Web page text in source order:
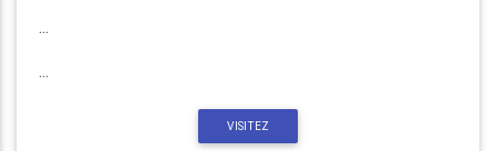
...
...
VISITEZ